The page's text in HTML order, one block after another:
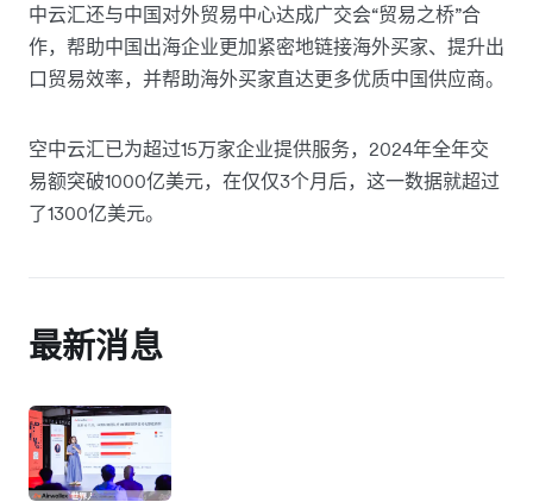
中云汇还与中国对外贸易中心达成广交会“贸易之桥”合
作，帮助中国出海企业更加紧密地链接海外买家、提升出
口贸易效率，并帮助海外买家直达更多优质中国供应商。
空中云汇已为超过15万家企业提供服务，2024年全年交
易额突破1000亿美元，在仅仅3个月后，这一数据就超过
了1300亿美元。
最新消息